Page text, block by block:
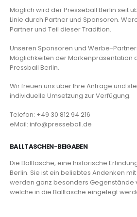
Möglich wird der Presseball Berlin seit
Linie durch Partner und Sponsoren.
Partner und Teil dieser Tradition.
Unseren Sponsoren und Werbe-
Möglichkeiten der Markenpräsentation
Pressball Berlin.
Wir freuen uns über Ihre Anfrage und
individuelle Umsetzung zur Verfügung.
Telefon: +49 30 812 94 216
eMail: info@presseball.de
BALLTASCHEN-BEIGABEN
Die Balltasche, eine historische
Berlin. Sie ist ein beliebtes Andenken
werden ganz besonders Gegenstände
welche in die Balltasche eingelegt